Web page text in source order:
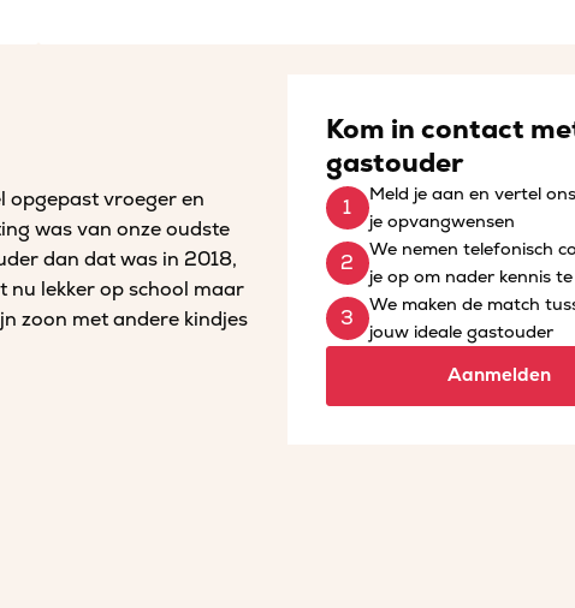
opgepast vroeger en
was van onze oudste
dan dat was in 2018,
nu lekker op school maar
zoon met andere kindjes
Kom in contact
gastouder
Meld je aan en vertel
je opvangwensen
We nemen telefonisch
je op om nader kennis
We maken de match
jouw ideale gastouder
Aanmelden